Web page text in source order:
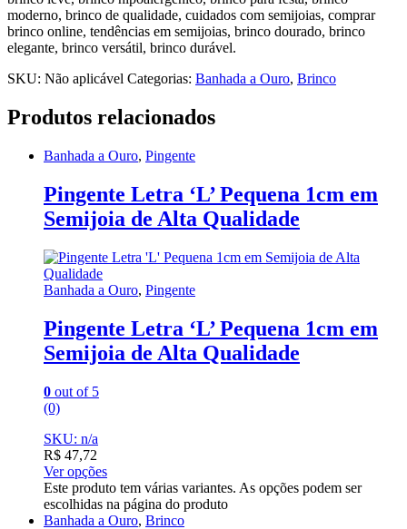
moderno, brinco de qualidade, cuidados com semijoias, comprar
brinco online, tendências em semijoias, brinco dourado, brinco
elegante, brinco versátil, brinco durável.
SKU: Não aplicável Categorias: Banhada a Ouro, Brinco
Produtos relacionados
Banhada a Ouro, Pingente
Pingente Letra ‘L’ Pequena 1cm em
Semijoia de Alta Qualidade
Banhada a Ouro, Pingente
Pingente Letra ‘L’ Pequena 1cm em
Semijoia de Alta Qualidade
0 out of 5
(0)
SKU: n/a
R$ 47,72
Ver opções
Este produto tem várias variantes. As opções podem ser
escolhidas na página do produto
Banhada a Ouro, Brinco